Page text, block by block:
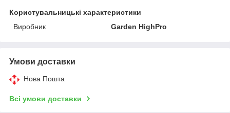
Користувальницькі характеристики
Виробник
Garden HighPro
Умови доставки
Нова Пошта
Всі умови доставки